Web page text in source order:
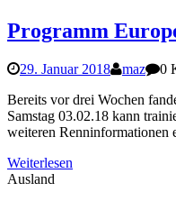
Programm
29. Januar 2018 maz
0
Bereits vor drei Wochen
Samstag 03.02.18 kann
weiteren
Weiterlesen
Ausland